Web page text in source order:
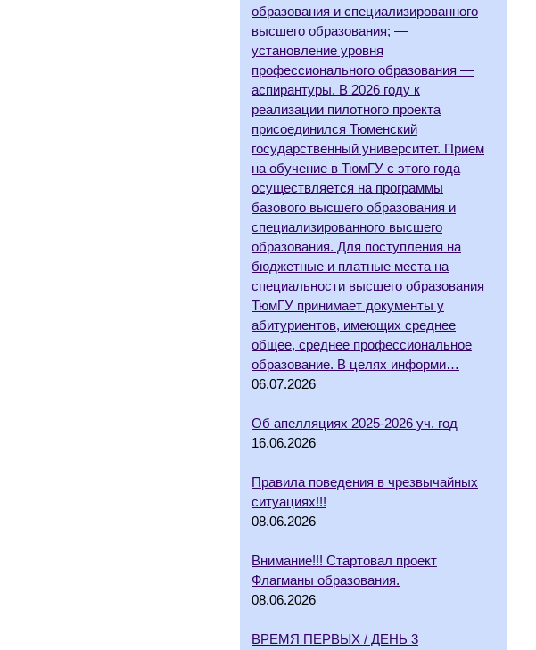
образования и специализированного
высшего образования; —
установление уровня
профессионального образования —
аспирантуры. В 2026 году к
реализации пилотного проекта
присоединился Тюменский
государственный университет. Прием
на обучение в ТюмГУ с этого года
осуществляется на программы
базового высшего образования и
специализированного высшего
образования. Для поступления на
бюджетные и платные места на
специальности высшего образования
ТюмГУ принимает документы у
абитуриентов, имеющих среднее
общее, среднее профессиональное
образование. В целях информи…
06.07.2026
Об апелляциях 2025-2026 уч. год
16.06.2026
Правила поведения в чрезвычайных
ситуациях!!!
08.06.2026
Внимание!!! Стартовал проект
Флагманы образования.
08.06.2026
ВРЕМЯ ПЕРВЫХ / ДЕНЬ 3